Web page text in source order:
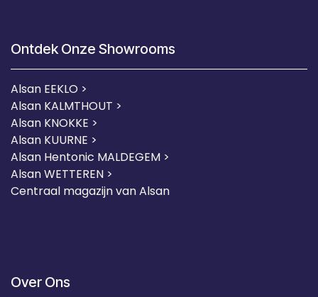
Ontdek Onze Showrooms
Alsan EEKLO >
Alsan KALMTHOUT >
Alsan KNOKKE >
Alsan KUURNE >
Alsan Hentonic MALDEGEM >
Alsan WETTEREN >
Centraal magazijn van Alsan
Over Ons